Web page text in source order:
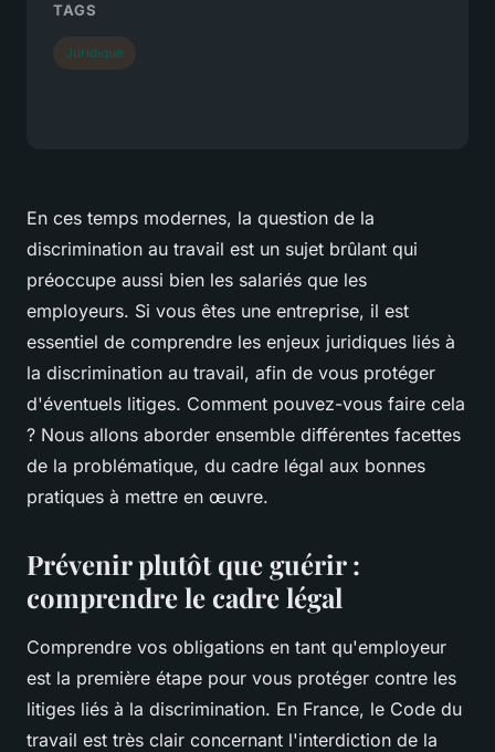
En ces temps modernes, la question de la
discrimination au travail est un sujet brûlant qui
préoccupe aussi bien les salariés que les
employeurs. Si vous êtes une entreprise, il est
essentiel de comprendre les enjeux juridiques liés à
la discrimination au travail, afin de vous protéger
d'éventuels litiges. Comment pouvez-vous faire cela
? Nous allons aborder ensemble différentes facettes
de la problématique, du cadre légal aux bonnes
pratiques à mettre en œuvre.
Prévenir plutôt que guérir :
comprendre le cadre légal
Comprendre vos obligations en tant qu'employeur
est la première étape pour vous protéger contre les
litiges liés à la discrimination. En France, le Code du
travail est très clair concernant l'interdiction de la
TAGS
Juridique